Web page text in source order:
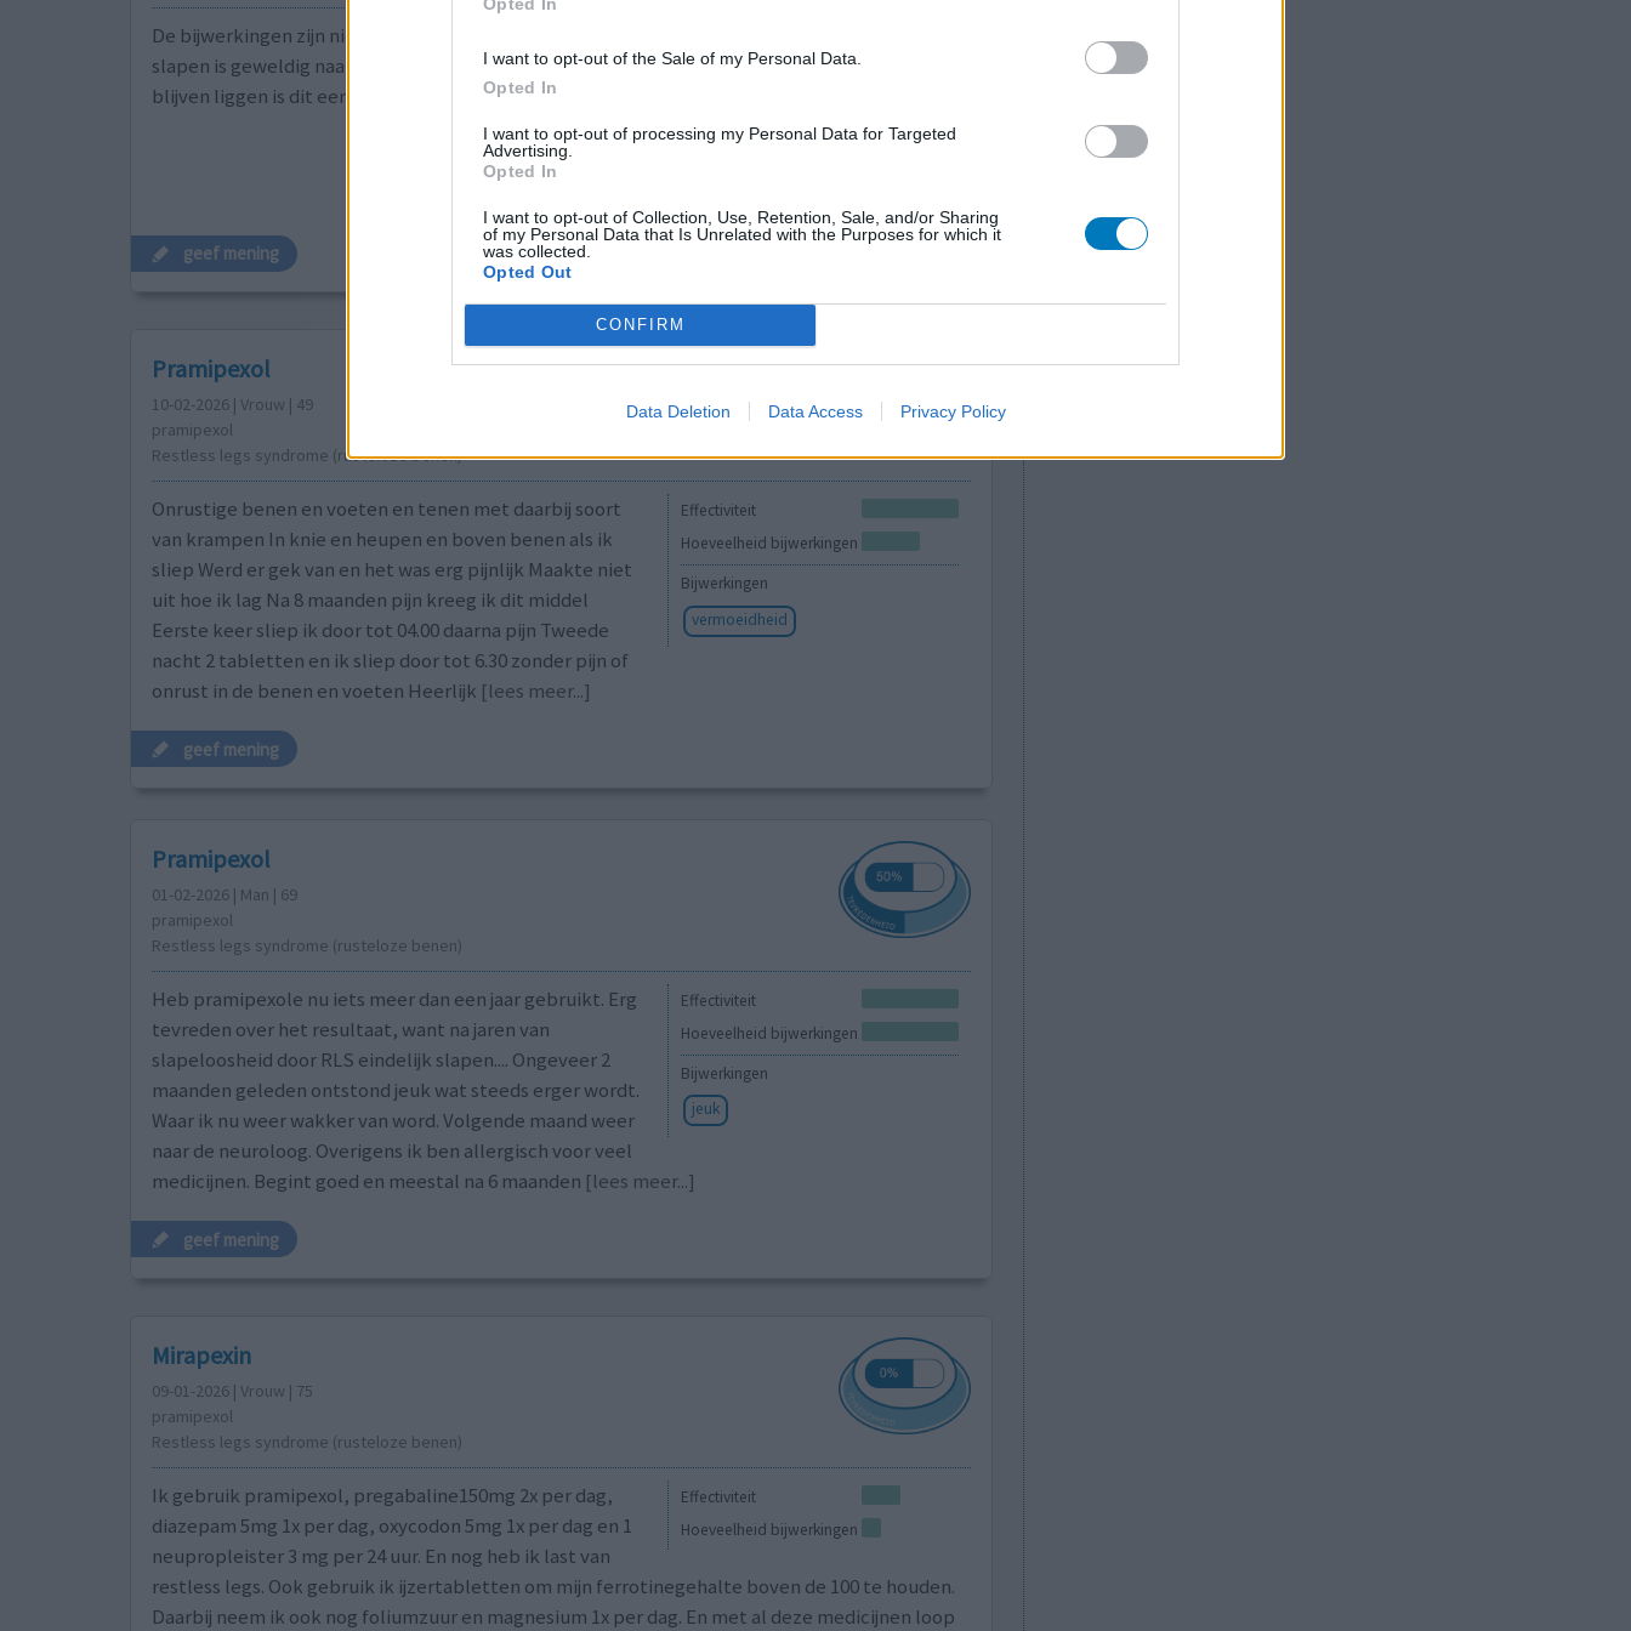
I want to opt-out of the Sale of my Personal Data.
Opted In
I want to opt-out of processing my Personal Data for Targeted
Advertising.
Opted In
I want to opt-out of Collection, Use, Retention, Sale, and/or Sharing
of my Personal Data that Is Unrelated with the Purposes for which it
was collected.
Opted Out
CONFIRM
Data Deletion Data Access Privacy Policy
Hoeveelheid bijwerkingen
nachtmerries
overgewicht
De bijwerkingen zijn niet leuk, maar eindelijk kunnen
slapen is geweldig naar jaren bijna niet in bed te kunnen
blijven liggen is dit een wonder
geef mening
Pramipexol
10-02-2026 | Vrouw | 49
pramipexol
Restless legs syndrome (rusteloze benen)
Effectiviteit
Hoeveelheid bijwerkingen
Bijwerkingen
vermoeidheid
Onrustige benen en voeten en tenen met daarbij soort
van krampen In knie en heupen en boven benen als ik
sliep Werd er gek van en het was erg pijnlijk Maakte niet
uit hoe ik lag Na 8 maanden pijn kreeg ik dit middel
Eerste keer sliep ik door tot 04.00 daarna pijn Tweede
nacht 2 tabletten en ik sliep door tot 6.30 zonder pijn of
onrust in de benen en voeten Heerlijk [lees meer...]
geef mening
Pramipexol
01-02-2026 | Man | 69
pramipexol
Restless legs syndrome (rusteloze benen)
Effectiviteit
Hoeveelheid bijwerkingen
Bijwerkingen
jeuk
Heb pramipexole nu iets meer dan een jaar gebruikt. Erg
tevreden over het resultaat, want na jaren van
slapeloosheid door RLS eindelijk slapen.... Ongeveer 2
maanden geleden ontstond jeuk wat steeds erger wordt.
Waar ik nu weer wakker van word. Volgende maand weer
naar de neuroloog. Overigens ik ben allergisch voor veel
medicijnen. Begint goed en meestal na 6 maanden [lees meer...]
geef mening
Mirapexin
09-01-2026 | Vrouw | 75
pramipexol
Restless legs syndrome (rusteloze benen)
Effectiviteit
Hoeveelheid bijwerkingen
Ik gebruik pramipexol, pregabaline150mg 2x per dag,
diazepam 5mg 1x per dag, oxycodon 5mg 1x per dag en 1
neupropleister 3 mg per 24 uur. En nog heb ik last van
restless legs. Ook gebruik ik ijzertabletten om mijn ferrotinegehalte boven de 100 te houden.
Daarbij neem ik ook nog foliumzuur en magnesium 1x per dag. En met al deze medicijnen loop